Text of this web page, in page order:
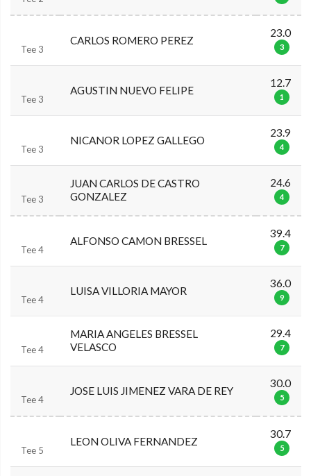
Tee 3
CARLOS ROMERO PEREZ
23.0
3
Tee 3
AGUSTIN NUEVO FELIPE
12.7
1
Tee 3
NICANOR LOPEZ GALLEGO
23.9
4
Tee 3
JUAN CARLOS DE CASTRO
GONZALEZ
24.6
4
Tee 4
ALFONSO CAMON BRESSEL
39.4
7
Tee 4
LUISA VILLORIA MAYOR
36.0
9
Tee 4
MARIA ANGELES BRESSEL
VELASCO
29.4
7
Tee 4
JOSE LUIS JIMENEZ VARA DE REY
30.0
5
Tee 5
LEON OLIVA FERNANDEZ
30.7
5